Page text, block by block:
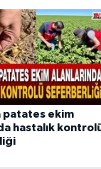
patates ekim
hastalık